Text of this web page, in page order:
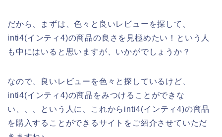
だから、まずは、色々と良いレビューを探して、
inti4(インティ4)の商品の良さを見極めたい！という人
も中にはいると思いますが、いかがでしょうか？
なので、良いレビューを色々と探しているけど、
inti4(インティ4)の商品をみつけることができな
い、、、という人に、これからinti4(インティ4)の商品
を購入することができるサイトをご紹介させていただ